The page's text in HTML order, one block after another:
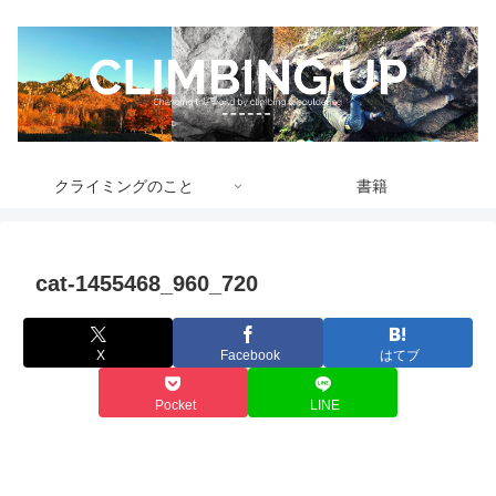
クライミングのこと 書籍
cat-1455468_960_720
X Facebook はてブ
Pocket LINE